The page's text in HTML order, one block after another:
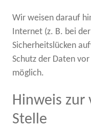
Wir weisen darauf
Internet (z. B. bei
Sicherheitslücken
Schutz der Daten
möglich.
Hinweis
Stelle